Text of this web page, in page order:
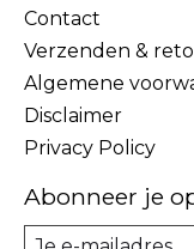
Contact
Verzenden &
Algemene
Disclaimer
Privacy Policy
Abonneer je